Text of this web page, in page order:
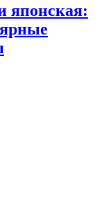
японская: